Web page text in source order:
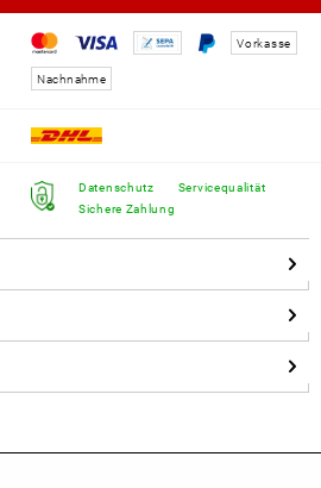
Vorkasse
Nachnahme
Datenschutz
Sichere Zahlung
Servicequalität